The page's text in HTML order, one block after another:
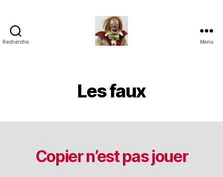
Recherche
Collection
Menu
Les faux
Copier n’est pas jouer